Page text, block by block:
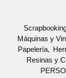
Máquinas y
Papelería
Resinas y